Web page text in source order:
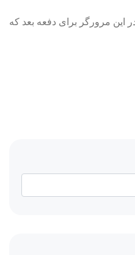
این مرورگر برای دفعه بعد که